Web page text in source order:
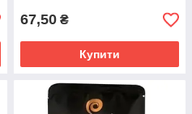
67,50 ₴
Купити